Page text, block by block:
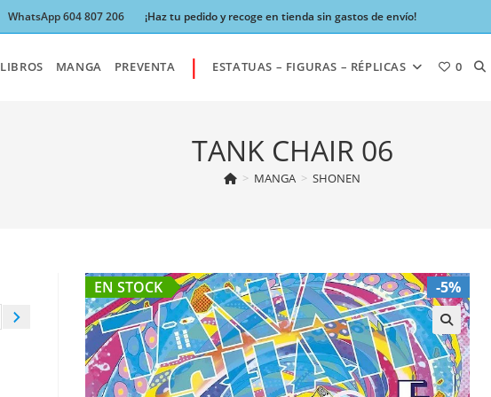
WhatsApp 604 807 206 ¡Haz tu pedido y recoge en tienda sin gastos de envío!
LIBROS MANGA PREVENTA | ESTATUAS – FIGURAS – RÉPLICAS 0
TANK CHAIR 06
> MANGA > SHONEN
🔍
EN STOCK -5%